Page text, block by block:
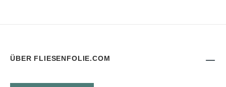
ÜBER FLIESENFOLIE.COM